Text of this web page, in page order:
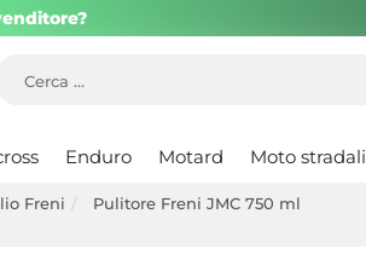
Enduro Motard Moto stradali
Freni Pulitore Freni JMC 750 ml